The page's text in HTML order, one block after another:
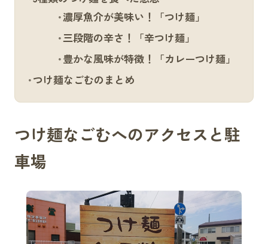
濃厚魚介が美味い！「つけ麺」
三段階の辛さ！「辛つけ麺」
豊かな風味が特徴！「カレーつけ麺」
つけ麺なごむのまとめ
つけ麺なごむへのアクセスと駐
車場